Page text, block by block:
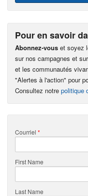
Pour en savoir
Abonnez-vous et soyez
sur nos campagnes et
et les communautés
"Alertes à l'action" pour
Consultez notre politique
Courriel *
First Name
Last Name